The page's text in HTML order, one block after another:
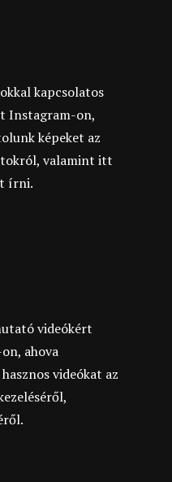
kapcsolatos
Instagram-on,
képeket az
valamint itt
írni.
videókért
ahova
videókat az